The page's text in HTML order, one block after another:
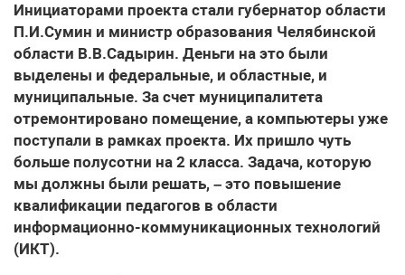
Инициаторами проекта стали губернатор области
П.И.Сумин и министр образования Челябинской
области В.В.Садырин. Деньги на это были
выделены и федеральные, и областные, и
муниципальные. За счет муниципалитета
отремонтировано помещение, а компьютеры уже
поступали в рамках проекта. Их пришло чуть
больше полусотни на 2 класса. Задача, которую
мы должны были решать, – это повышение
квалификации педагогов в области
информационно-коммуникационных технологий
(ИКТ).